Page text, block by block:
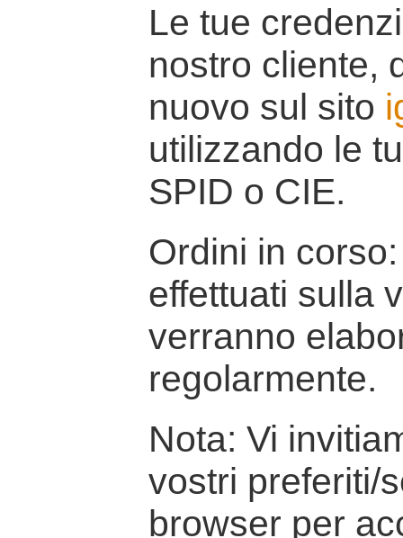
Le tue
nostro cliente,
nuovo sul sito
utilizzando le
SPID o CIE.
Ordini in
effettuati sulla
verranno
regolarmente.
Nota: Vi
vostri preferiti/
browser per